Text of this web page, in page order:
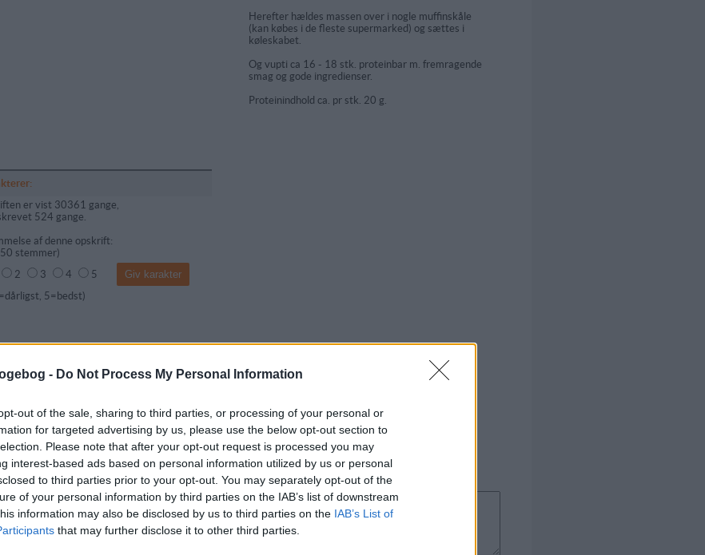
- Do Not Process My Personal Information
out of the sale, sharing to third parties, or processing of your personal or
for targeted advertising by us, please use the below opt-out section to
Please note that after your opt-out request is processed you may
interest-based ads based on personal information utilized by us or personal
to third parties prior to your opt-out. You may separately opt-out of the
of your personal information by third parties on the IAB’s list of downstream
information may also be disclosed by us to third parties on the IAB’s List of
that may further disclose it to other third parties.
Herefter hældes massen over i nogle muffinskåle
(kan købes i de fleste supermarked) og sættes i
køleskabet.
Og vupti ca 16 - 18 stk. proteinbar m. fremragende
smag og gode ingredienser.
Proteinindhold ca. pr stk. 20 g.
er vist 30361 gange,
524 gange.
af denne opskrift:
50 stemmer)
2 3 4
5
5=bedst)
fra: